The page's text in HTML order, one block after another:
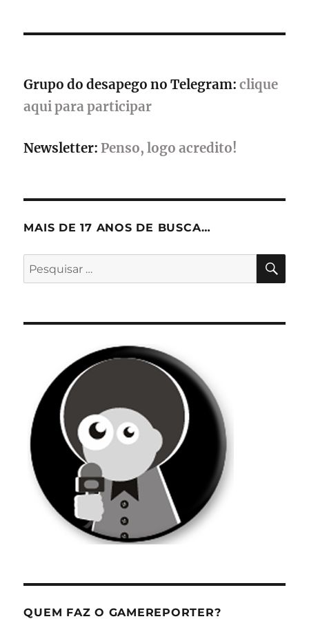
evento?
Grupo do desapego no Telegram: clique
aqui para participar
Newsletter: Penso, logo acredito!
MAIS DE 17 ANOS DE BUSCA…
Pesquisar
por:
QUEM FAZ O GAMEREPORTER?